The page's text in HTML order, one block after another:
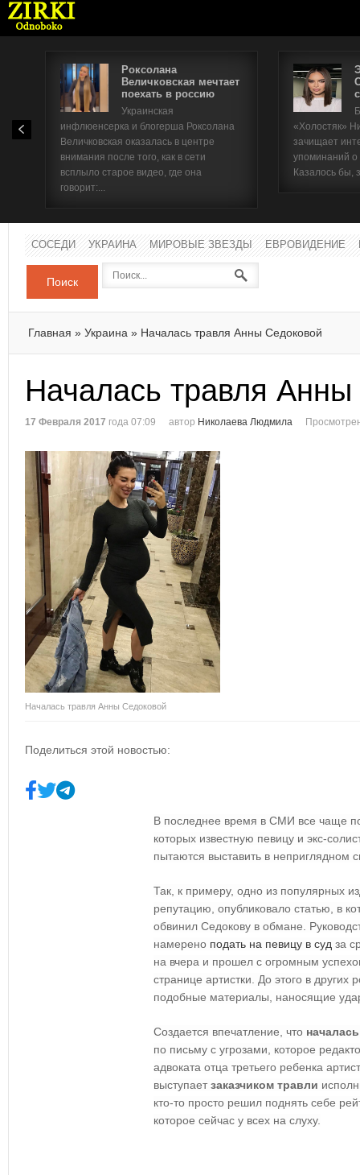
Роксолана
Величковская мечтает
поехать в россию
Украинская
инфлюенсерка и блогерша Роксолана
Величковская оказалась в центре
внимания после того, как в сети
всплыло старое видео, где она
говорит:...
«Холостяк»
зачищает
упоминаний
Казалось бы,
СОСЕДИ УКРАИНА МИРОВЫЕ ЗВЕЗДЫ ЕВРОВИДЕНИЕ
Поиск
Главная » Украина » Началась травля Анны Седоковой
Началась травля
17 Февраля 2017 года 07:09 автор Николаева Людмила
Началась травля Анны Седоковой
Поделиться этой новостью:
В последнее время в СМИ все чаще
которых известную певицу и экс-
пытаются выставить в неприглядном
Так, к примеру, одно из популярных
репутацию, опубликовало статью, в
обвинил Седокову в обмане.
намерено подать на певицу в суд за
на вчера и прошел с огромным
странице артистки. До этого в других
подобные материалы, наносящие
Создается впечатление, что
по письму с угрозами, которое
адвоката отца третьего ребенка
выступаетзаказчиком травли
кто-то просто решил поднять себе
которое сейчас у всех на слуху.
Имя